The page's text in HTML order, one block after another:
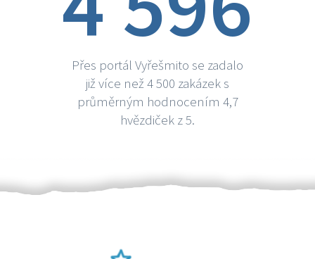
Přes portál Vyřešmito se zadalo
již více než 4 500 zakázek s
průměrným hodnocením 4,7
hvězdiček z 5.